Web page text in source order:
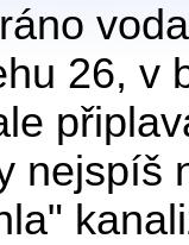
26, v
nejspíš